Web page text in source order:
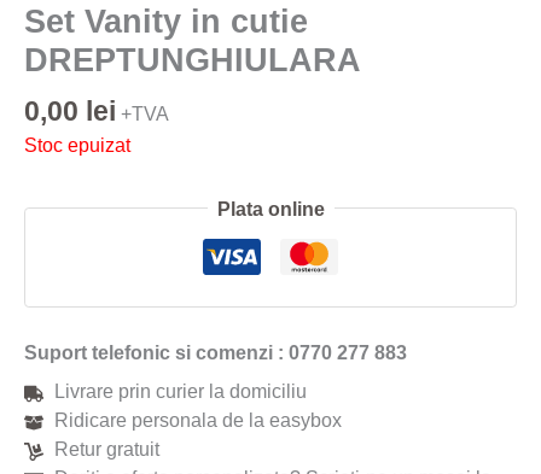
Set Vanity in cutie
DREPTUNGHIULARA
0,00 lei +TVA
Stoc epuizat
Plata online
Suport telefonic si comenzi : 0770 277 883
Livrare prin curier la domiciliu
Ridicare personala de la easybox
Retur gratuit